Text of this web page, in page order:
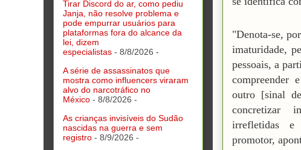
"Denota-se,
imaturidade,
pessoais, a
compreender
outro [sinal
concretizar
irrefletidas e
promotor,
Tirar Discord do ar, como pediu
Janja, não resolve problema e
pode empurrar usuários para
plataformas fora do alcance da
lei, dizem
especialistas - 8/8/2026 -
A série de assassinatos que
mostra como influencers viraram
alvo do narcotráfico no
México - 8/8/2026 -
As crianças invisíveis do Sudão
nascidas na guerra e sem
registro - 8/9/2026 -